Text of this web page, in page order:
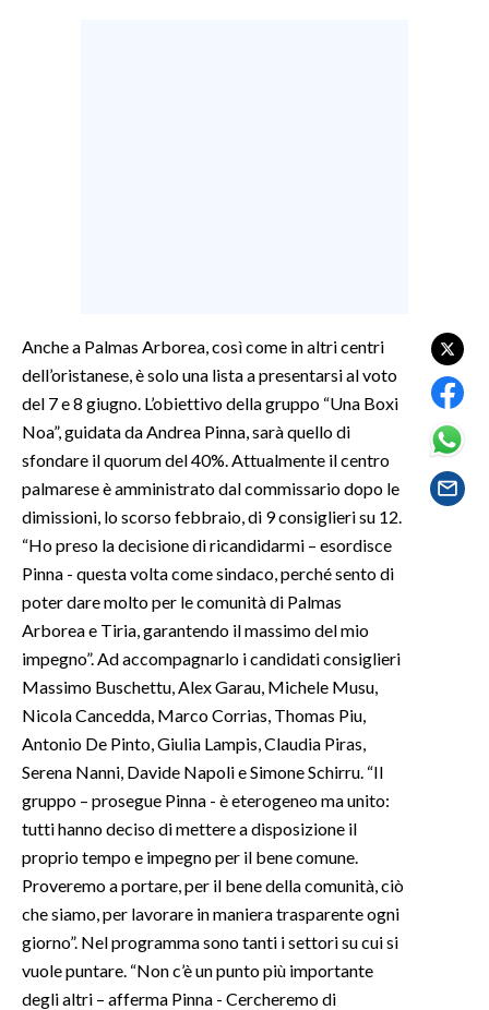
GOSSIP
SALUTE
SARDEGNA TURISMO
SARDI NEL MONDO
NOTIZIE
EVENTI
#CARAUNIONE
3 MINUTI CON
ABBONATI
ANNUNCI
NECROLOGI
PUBBLICITÀ
SPIAGGE
STORE
Anche a Palmas Arborea, così come in altri centri
dell’oristanese, è solo una lista a presentarsi al voto
del 7 e 8 giugno. L’obiettivo della gruppo “Una Boxi
Noa”, guidata da Andrea Pinna, sarà quello di
sfondare il quorum del 40%. Attualmente il centro
palmarese è amministrato dal commissario dopo le
dimissioni, lo scorso febbraio, di 9 consiglieri su 12.
“Ho preso la decisione di ricandidarmi – esordisce
Pinna - questa volta come sindaco, perché sento di
poter dare molto per le comunità di Palmas
Arborea e Tiria, garantendo il massimo del mio
impegno”. Ad accompagnarlo i candidati consiglieri
Massimo Buschettu, Alex Garau, Michele Musu,
Nicola Cancedda, Marco Corrias, Thomas Piu,
Antonio De Pinto, Giulia Lampis, Claudia Piras,
Serena Nanni, Davide Napoli e Simone Schirru. “Il
gruppo – prosegue Pinna - è eterogeneo ma unito:
tutti hanno deciso di mettere a disposizione il
proprio tempo e impegno per il bene comune.
Proveremo a portare, per il bene della comunità, ciò
che siamo, per lavorare in maniera trasparente ogni
giorno”. Nel programma sono tanti i settori su cui si
vuole puntare. “Non c’è un punto più importante
degli altri – afferma Pinna - Cercheremo di